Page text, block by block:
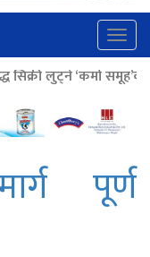
नाइकेसहित पाँच पक्राउ
पूर्ण